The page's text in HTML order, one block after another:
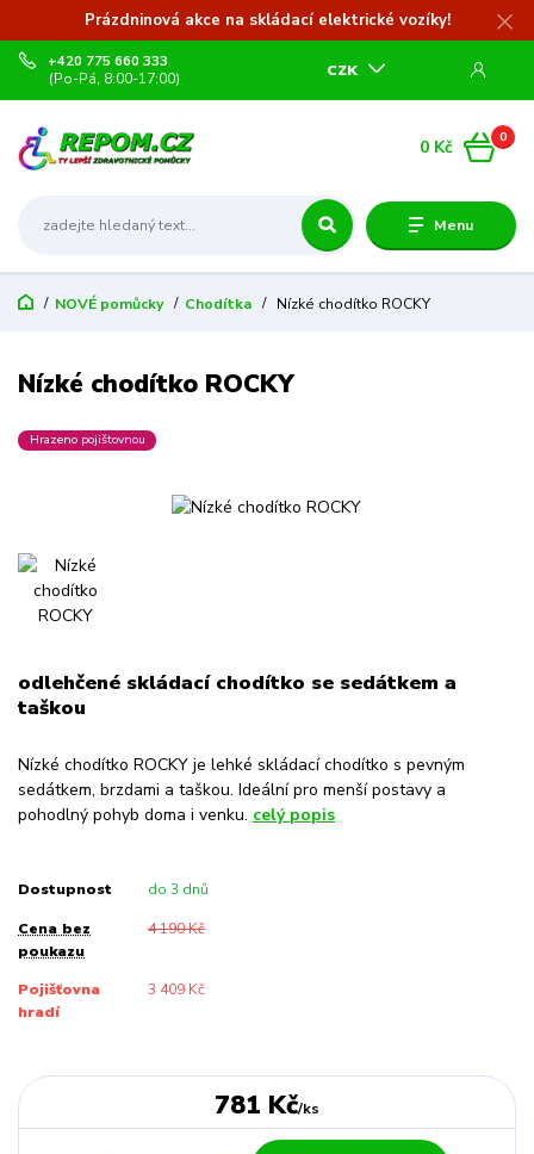
Prázdninová akce na skládací elektrické vozíky!
Menu
CZK
+420 775 660 333
(Po-Pá, 8:00-17:00)
0
0 Kč
NOVÉ pomůcky Chodítka Nízké chodítko ROCKY
Nízké chodítko ROCKY
Hrazeno pojištovnou
odlehčené skládací chodítko se sedátkem a
taškou
Nízké chodítko ROCKY je lehké skládací chodítko s pevným
sedátkem, brzdami a taškou. Ideální pro menší postavy a
pohodlný pohyb doma i venku. celý popis
Dostupnost do 3 dnů
Cena bez
poukazu
4 190 Kč
Pojišťovna
hradí
3 409 Kč
781 Kč/ks